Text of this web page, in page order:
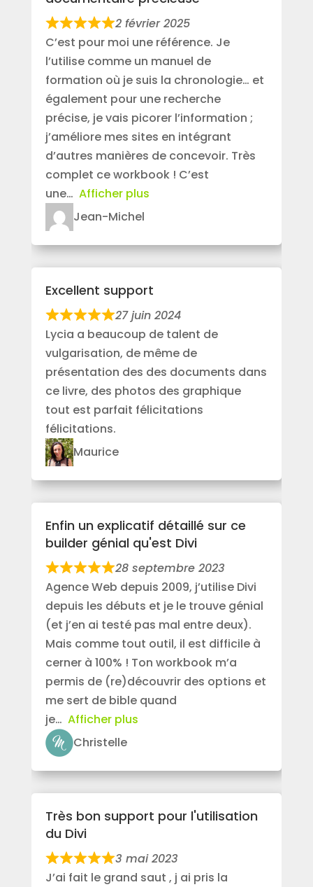
2 février 2025
C’est pour moi une référence. Je
l’utilise comme un manuel de
formation où je suis la chronologie… et
également pour une recherche
précise, je vais picorer l’information ;
j’améliore mes sites en intégrant
d’autres manières de concevoir. Très
complet ce workbook ! C’est
une
Afficher plus
Jean-Michel
Excellent support
27 juin 2024
Lycia a beaucoup de talent de
vulgarisation, de même de
présentation des des documents dans
ce livre, des photos des graphique
tout est parfait félicitations
félicitations.
Maurice
Enfin un explicatif détaillé sur ce
builder génial qu'est Divi
28 septembre 2023
Agence Web depuis 2009, j’utilise Divi
depuis les débuts et je le trouve génial
(et j’en ai testé pas mal entre deux).
Mais comme tout outil, il est difficile à
cerner à 100% ! Ton workbook m’a
permis de (re)découvrir des options et
me sert de bible quand
je
Afficher plus
Christelle
Très bon support pour l'utilisation
du Divi
3 mai 2023
J’ai fait le grand saut , j ai pris la